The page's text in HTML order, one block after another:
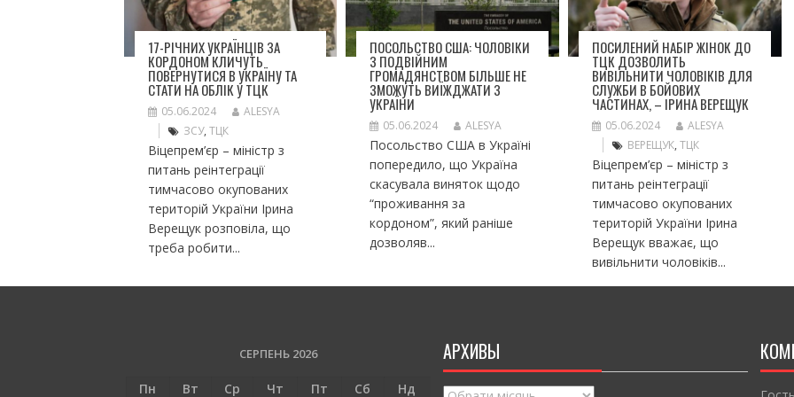
17-РІЧНИХ УКРАЇНЦІВ ЗА
КОРДОНОМ КЛИЧУТЬ
ПОВЕРНУТИСЯ В УКРАЇНУ ТА
СТАТИ НА ОБЛІК У ТЦК
05.06.2024
ALESYA
ЗСУ, ТЦК
Віцепрем’єр – міністр з
питань реінтеграції
тимчасово окупованих
територій України Ірина
Верещук розповіла, що
треба робити...
ПОСОЛЬСТВО США: ЧОЛОВІКИ
З ПОДВІЙНИМ
ГРОМАДЯНСТВОМ БІЛЬШЕ НЕ
ЗМОЖУТЬ ВИЇЖДЖАТИ З
УКРАЇНИ
05.06.2024 ALESYA
Посольство США в Україні
попередило, що Україна
скасувала виняток щодо
“проживання за
кордоном”, який раніше
дозволяв...
ПОСИЛЕНИЙ НАБІР ЖІНОК ДО
ТЦК ДОЗВОЛИТЬ
ВИВІЛЬНИТИ ЧОЛОВІКІВ ДЛЯ
СЛУЖБИ В БОЙОВИХ
ЧАСТИНАХ, – ІРИНА ВЕРЕЩУК
05.06.2024
ALESYA
ВЕРЕЩУК,ТЦК
Віцепрем’єр – міністр з
питань реінтеграції
тимчасово окупованих
територій України Ірина
Верещук вважає, що
вивільнити чоловіків...
СЕРПЕНЬ 2026
Пн Вт Ср Чт Пт Сб Нд
АРХИВЫ